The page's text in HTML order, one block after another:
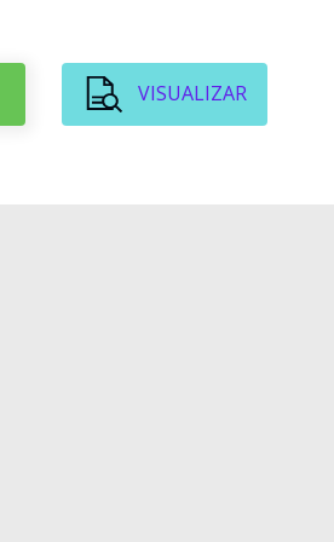
VISUALIZAR